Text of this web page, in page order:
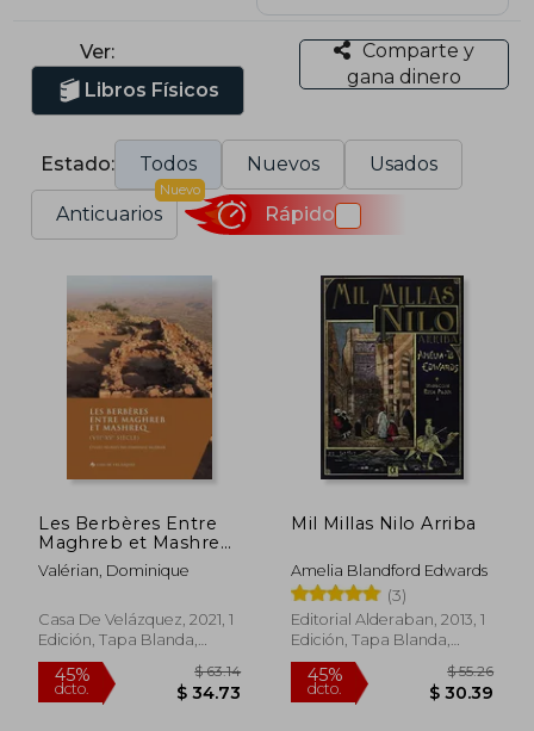
Ver:
Libros Físicos
Comparte y
gana dinero
Estado: Todos Nuevos Usados
Anticuarios
Nuevo
Rápido
Les Berbères Entre
Maghreb et Mashreq
(Viie-Xve Siècle) (en
Francés)
Valérian, Dominique
Casa De Velázquez, 2021, 1
Edición, Tapa Blanda,
Nuevo
Mil Millas Nilo Arriba
Amelia Blandford Edwards
(3)
Editorial Alderaban, 2013, 1
Edición, Tapa Blanda,
Nuevo